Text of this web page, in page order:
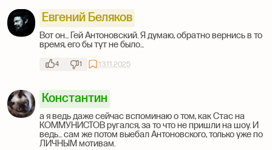
Евгений Беляков
Вот он... Гей Антоновский. Я думаю, обратно вернись в то
время, его бы тут не было...
4 1 13.11.2025
Константин
а я ведь даже сейчас вспоминаю о том, как Стас на
КОММУНИСТОВ ругался, за то что не пришли на шоу. И
ведь... сам же потом выебал Антоновского, только уже по
ЛИЧНЫМ мотивам.